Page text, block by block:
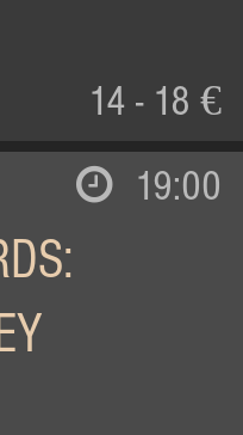
14 - 18 €
19:00